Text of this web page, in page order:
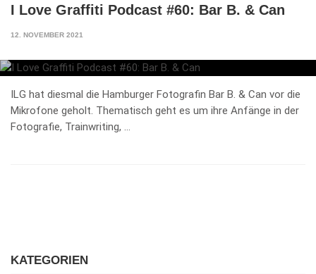
I Love Graffiti Podcast #60: Bar B. & Can
12. NOVEMBER 2021
ILG hat diesmal die Hamburger Fotografin Bar B. & Can vor die
Mikrofone geholt. Thematisch geht es um ihre Anfänge in der
Fotografie, Trainwriting, …
KATEGORIEN